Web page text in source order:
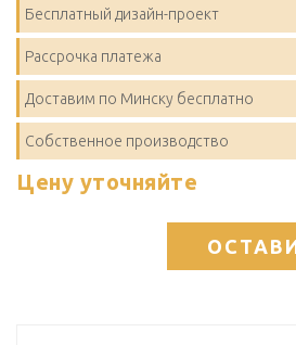
Бесплатный дизайн-проект
Рассрочка платежа
Доставим по Минску бесплатно
Собственное производство
Цену уточняйте